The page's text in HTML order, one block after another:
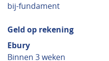
bij-fundament
Geld op rekening
Ebury
Binnen 3 weken